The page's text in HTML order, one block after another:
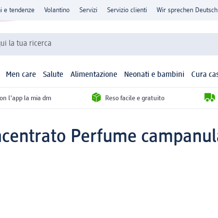
e tendenze Volantino Servizi Servizio clienti Wir sprechen Deutsch
la tua ricerca
Men care Salute Alimentazione Neonati e bambini Cura
l'app la mia dm Reso facile e gratuito
Perfume